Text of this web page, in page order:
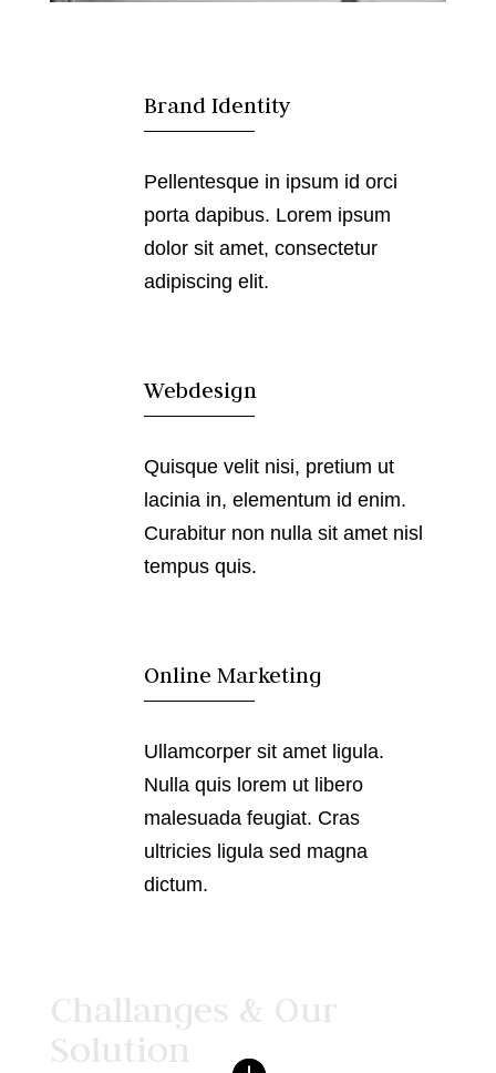
Brand Identity
Pellentesque in ipsum id orci
porta dapibus. Lorem ipsum
dolor sit amet, consectetur
adipiscing elit.
Webdesign
Quisque velit nisi, pretium ut
lacinia in, elementum id enim.
Curabitur non nulla sit amet nisl
tempus quis.
Online Marketing
Ullamcorper sit amet ligula.
Nulla quis lorem ut libero
malesuada feugiat. Cras
ultricies ligula sed magna
dictum.
Challanges & Our
Solution